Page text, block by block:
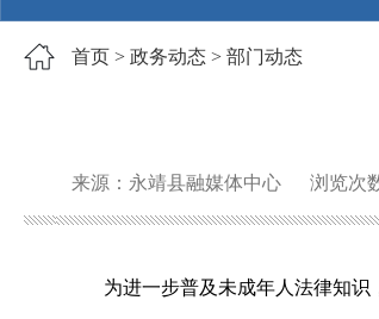
首页 > 政务动态 > 部门动态
来源：永靖县融媒体中心 浏览次
为进一步普及未成年人法律知